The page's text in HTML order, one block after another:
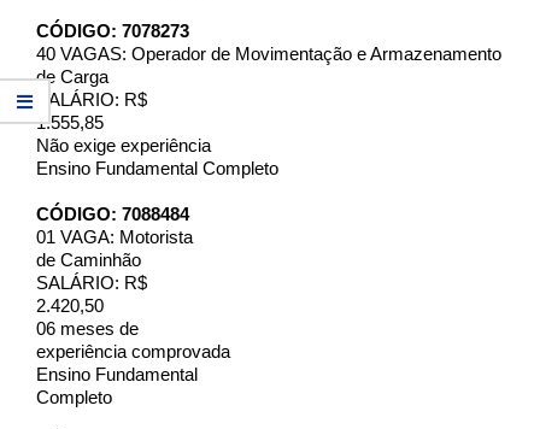
CÓDIGO: 7078273
40 VAGAS: Operador de Movimentação e Armazenamento
de Carga
SALÁRIO: R$
1.555,85
Não exige experiência
Ensino Fundamental Completo
CÓDIGO: 7088484
01 VAGA: Motorista
de Caminhão
SALÁRIO: R$
2.420,50
06 meses de
experiência comprovada
Ensino Fundamental
Completo